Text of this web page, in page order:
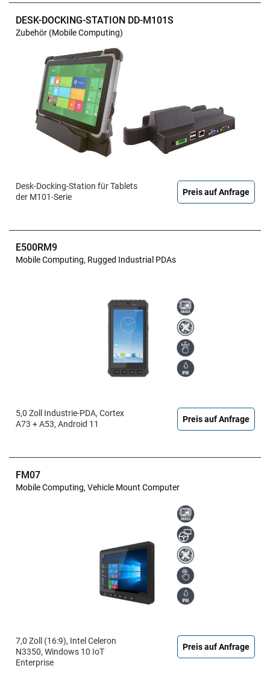
DESK-DOCKING-STATION DD-M101S
Zubehör (Mobile Computing)
Desk-Docking-Station für Tablets
der M101-Serie
Preis auf Anfrage
E500RM9
Mobile Computing, Rugged Industrial PDAs
5,0 Zoll Industrie-PDA, Cortex
A73 + A53, Android 11
Preis auf Anfrage
FM07
Mobile Computing, Vehicle Mount Computer
7,0 Zoll (16:9), Intel Celeron
N3350, Windows 10 IoT
Enterprise
Preis auf Anfrage